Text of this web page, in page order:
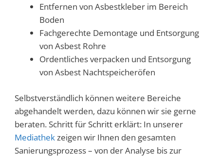
Entfernen von Asbestkleber im Bereich
Boden
Fachgerechte Demontage und Entsorgung
von Asbest Rohre
Ordentliches verpacken und Entsorgung
von Asbest Nachtspeicheröfen
Selbstverständlich können weitere Bereiche
abgehandelt werden, dazu können wir sie gerne
beraten. Schritt für Schritt erklärt: In unserer
Mediathekzeigen wir Ihnen den gesamten
Sanierungsprozess – von der Analyse bis zur